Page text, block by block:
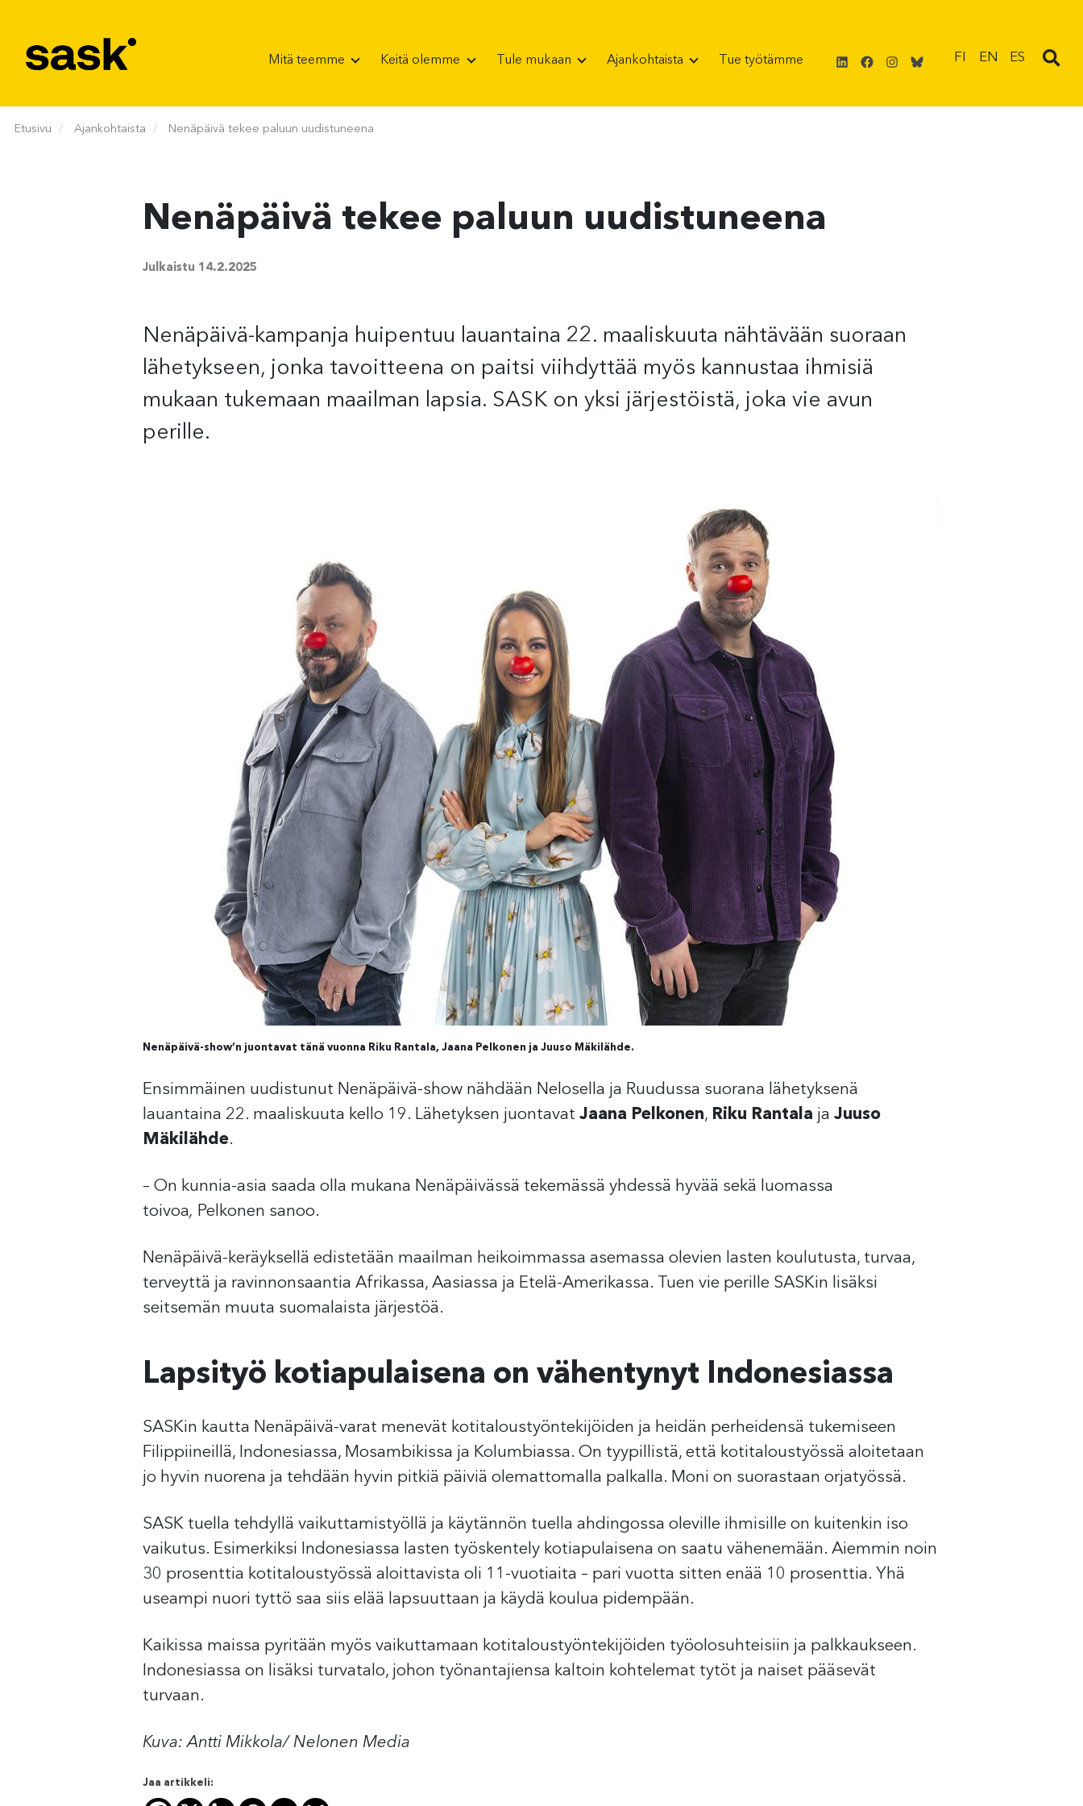
Mitä teemme Keitä olemme Tule mukaan Ajankohtaista Tue työtämme LinkedIn
Facebook
Instagram
Bluesky
FI EN ES
Etusivu Ajankohtaista Nenäpäivä tekee paluun uudistuneena
Nenäpäivä tekee paluun uudistuneena
Julkaistu 14.2.2025
Nenäpäivä-kampanja huipentuu lauantaina 22. maaliskuuta nähtävään suoraan
lähetykseen, jonka tavoitteena on paitsi viihdyttää myös kannustaa ihmisiä
mukaan tukemaan maailman lapsia. SASK on yksi järjestöistä, joka vie avun
perille.
Nenäpäivä-show’n juontavat tänä vuonna Riku Rantala, Jaana Pelkonen ja Juuso Mäkilähde.
Ensimmäinen uudistunut Nenäpäivä-show nähdään Nelosella ja Ruudussa suorana lähetyksenä
lauantaina 22. maaliskuuta kello 19. Lähetyksen juontavat Jaana Pelkonen, Riku Rantala ja Juuso
Mäkilähde.
– On kunnia-asia saada olla mukana Nenäpäivässä tekemässä yhdessä hyvää sekä luomassa
toivoa, Pelkonen sanoo.
Nenäpäivä-keräyksellä edistetään maailman heikoimmassa asemassa olevien lasten koulutusta, turvaa,
terveyttä ja ravinnonsaantia Afrikassa, Aasiassa ja Etelä-Amerikassa. Tuen vie perille SASKin lisäksi
seitsemän muuta suomalaista järjestöä.
Lapsityö kotiapulaisena on vähentynyt Indonesiassa
SASKin kautta Nenäpäivä-varat menevät kotitaloustyöntekijöiden ja heidän perheidensä tukemiseen
Filippiineillä, Indonesiassa, Mosambikissa ja Kolumbiassa. On tyypillistä, että kotitaloustyössä aloitetaan
jo hyvin nuorena ja tehdään hyvin pitkiä päiviä olemattomalla palkalla. Moni on suorastaan orjatyössä.
SASK tuella tehdyllä vaikuttamistyöllä ja käytännön tuella ahdingossa oleville ihmisille on kuitenkin iso
vaikutus. Esimerkiksi Indonesiassa lasten työskentely kotiapulaisena on saatu vähenemään. Aiemmin noin
30 prosenttia kotitaloustyössä aloittavista oli 11-vuotiaita – pari vuotta sitten enää 10 prosenttia. Yhä
useampi nuori tyttö saa siis elää lapsuuttaan ja käydä koulua pidempään.
Kaikissa maissa pyritään myös vaikuttamaan kotitaloustyöntekijöiden työolosuhteisiin ja palkkaukseen.
Indonesiassa on lisäksi turvatalo, johon työnantajiensa kaltoin kohtelemat tytöt ja naiset pääsevät
turvaan.
Kuva: Antti Mikkola/ Nelonen Media
Jaa artikkeli: